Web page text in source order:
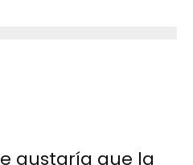
gustaría que la